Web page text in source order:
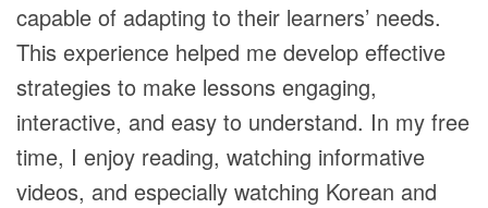
capable of adapting to their learners’ needs.
This experience helped me develop effective
strategies to make lessons engaging,
interactive, and easy to understand. In my free
time, I enjoy reading, watching informative
videos, and especially watching Korean and